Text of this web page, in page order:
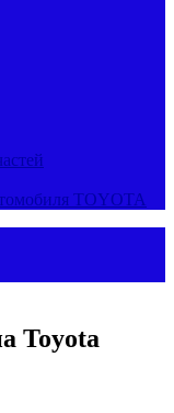
TOYOTA
Toyota